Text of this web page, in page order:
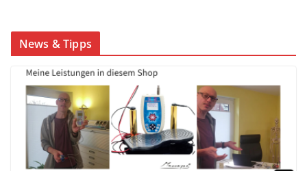
News & Tipps